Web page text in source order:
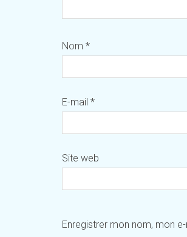
Nom *
E-mail *
Site web
Enregistrer mon nom, mon